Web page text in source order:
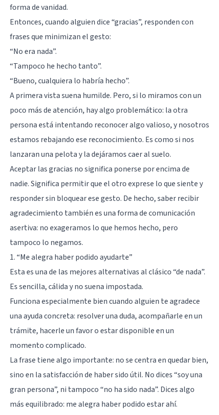
forma de vanidad.
Entonces, cuando alguien dice “gracias”, responden con
frases que minimizan el gesto:
“No era nada”.
“Tampoco he hecho tanto”.
“Bueno, cualquiera lo habría hecho”.
A primera vista suena humilde. Pero, si lo miramos con un
poco más de atención, hay algo problemático: la otra
persona está intentando reconocer algo valioso, y nosotros
estamos rebajando ese reconocimiento. Es como si nos
lanzaran una pelota y la dejáramos caer al suelo.
Aceptar las gracias no significa ponerse por encima de
nadie. Significa permitir que el otro exprese lo que siente y
responder sin bloquear ese gesto. De hecho, saber recibir
agradecimiento también es una forma decomunicación
asertiva: no exageramos lo que hemos hecho, pero
tampoco lo negamos.
1. “Me alegra haber podido ayudarte”
Esta es una de las mejores alternativas al clásico “de nada”.
Es sencilla, cálida y no suena impostada.
Funciona especialmente bien cuando alguien te agradece
una ayuda concreta: resolver una duda, acompañarle en un
trámite, hacerle un favor o estar disponible en un
momento complicado.
La frase tiene algo importante: no se centra en quedar bien,
sino en la satisfacción de haber sido útil. No dices “soy una
gran persona”, ni tampoco “no ha sido nada”. Dices algo
más equilibrado: me alegra haber podido estar ahí.